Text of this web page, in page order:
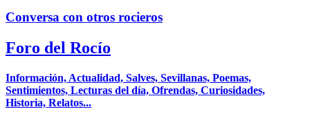
Conversa con otros rocieros
Foro del Rocío
Información, Actualidad, Salves, Sevillanas, Poemas,
Sentimientos, Lecturas del día, Ofrendas, Curiosidades,
Historia, Relatos...